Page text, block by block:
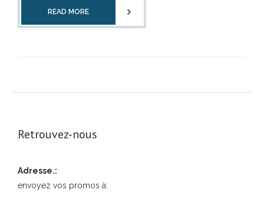
READ MORE
Retrouvez-nous
Adresse.:
envoyez vos promos à: